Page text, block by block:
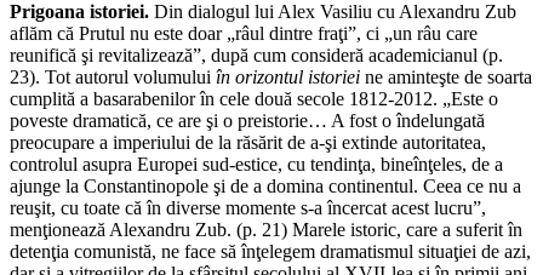
Prigoana istoriei. Din dialogul lui Alex Vasiliu cu Alexandru Zub
aflăm că Prutul nu este doar „râul dintre fraţi”, ci „un râu care
reunifică şi revitalizează”, după cum consideră academicianul (p.
23). Tot autorul volumului în orizontul istoriei ne aminteşte de soarta
cumplită a basarabenilor în cele două secole 1812-2012. „Este o
poveste dramatică, ce are şi o preistorie… A fost o îndelungată
preocupare a imperiului de la răsărit de a-şi extinde autoritatea,
controlul asupra Europei sud-estice, cu tendinţa, bineînţeles, de a
ajunge la Constantinopole şi de a domina continentul. Ceea ce nu a
reuşit, cu toate că în diverse momente s-a încercat acest lucru”,
menţionează Alexandru Zub. (p. 21) Marele istoric, care a suferit în
detenţia comunistă, ne face să înţelegem dramatismul situaţiei de azi,